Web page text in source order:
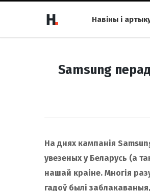
Навіны і
Samsung
На днях кампанія
увезеных у Беларусь (а
нашай краіне. Многія
гадоў былі